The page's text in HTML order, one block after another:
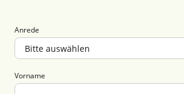
Anrede
Vorname